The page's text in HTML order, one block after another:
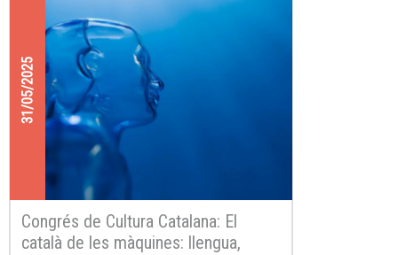
31/05/2025
Congrés de Cultura Catalana: El
català de les màquines: llengua,